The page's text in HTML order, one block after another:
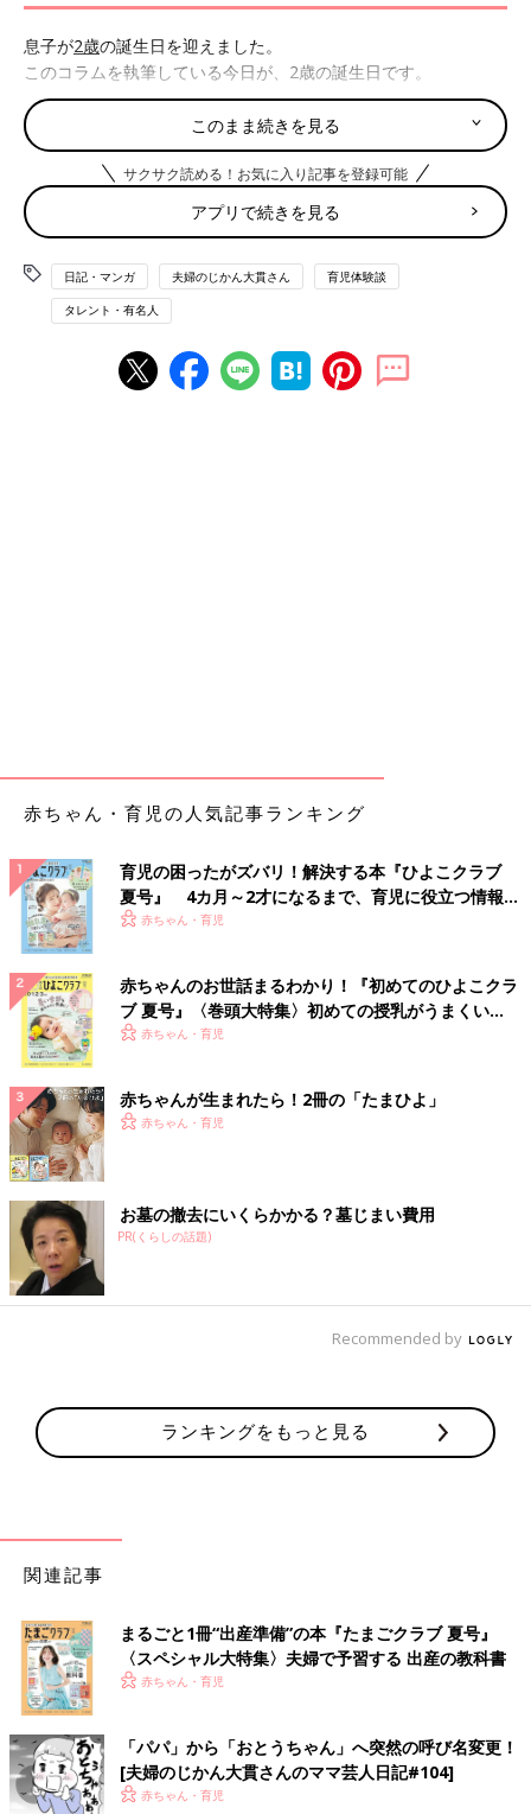
息子が2歳の誕生日を迎えました。
このコラムを執筆している今日が、2歳の誕生日です。
2歳というと、まだまだ子どもというか赤ちゃんというか…とに
かく幼い感じですが、息子が生まれてから、まだ2年しか経って
いないのか…！と考えると、何とも不思議な感じがします。
というのも、私たち夫婦はお付き合い期間が10年くらいありまし
そこから結婚して息子が生まれ…夫婦としては15年程の時間が経
過しております。
すが、この2年間が濃密過ぎて、むしろ夫婦二人だけで過ごして
いた時期は一体どんな風だったのだろう…と思い出さなければわ
その方のお子さんたちは既に大きいのですが、成長すると昔の子
どもの声ではなくなってしまい、それはそれで成長を感じ嬉しい
のですが、子どものときの声での「パパ、ママ」が時々聞きたく
なるそうです。
そういうときに昔の動画があると本当に貴重なものになるらし
く、とにかく「声を撮っておけ！」と助言をいただきました。
言われてみれば確かに…と思うことが私にもありました。
息子が生後半年くらいの頃、なかなか泣き止まず何をしてもダメ
で、あまりにも大きな泣き声だったので、これはもう記念に撮影
しておこうと思い、スマホで少しだけ動画を撮っておいたことが
ありました。
その後、泣くのに飽きたのか、何事もなかったように泣き止んで
寝た息子だったのですが、このときの泣き声の動画を、今でも頻
繁に見返しています。
ここまで赤ちゃんらしく泣くことはここ最近なくなってきたた
め、昔のいわゆる「ギャン泣き」と言う感じの、どストレートな
泣き声はどんな感じだったかなとついつい見返してしまうので
す。
きっと、3年後、5年後には、今の息子の動画をたくさん見返して
そのときのために、スマホを機種変更する際は、思い切って容量
の多い機種を選んでいこうと思いました。
よしもとクリエイティブ・エージェンシー所属／夫婦お笑いコン
ビ「夫婦のじかん」の嫁担当。イラストレーターとしても活動
中。相方は元・トンファー山西章博。息子（2018.3生）と夫との
このまま続きを見る
サクサク読める！お気に入り記事を登録可能
アプリで続きを見る
日記・マンガ 夫婦のじかん大貫さん 育児体験談
タレント・有名人
赤ちゃん・育児の人気記事ランキング
育児の困ったがズバリ！解決する本『ひよこクラブ
夏号』 4カ月～2才になるまで、育児に役立つ情報が
いっぱい！
赤ちゃん・育児
赤ちゃんのお世話まるわかり！『初めてのひよこクラ
ブ 夏号』〈巻頭大特集〉初めての授乳がうまくい
く！ おっぱい・ミルクの基本と夏のトラブル 解決テ
赤ちゃん・育児
赤ちゃんが生まれたら！2冊の「たまひよ」
赤ちゃん・育児
お墓の撤去にいくらかかる？墓じまい費用
PR(くらしの話題)
Recommended by
ランキングをもっと見る
関連記事
まるごと1冊“出産準備”の本『たまごクラブ 夏号』
〈スペシャル大特集〉夫婦で予習する 出産の教科書
赤ちゃん・育児
「パパ」から「おとうちゃん」へ突然の呼び名変更！
[夫婦のじかん大貫さんのママ芸人日記#104]
赤ちゃん・育児